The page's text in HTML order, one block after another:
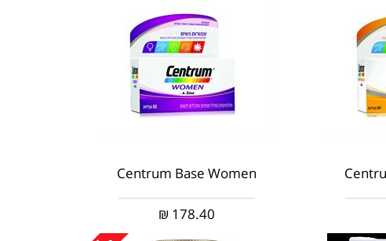
Centrum Base Women
178.40
₪